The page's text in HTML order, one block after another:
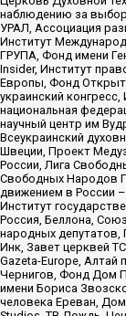
наблюдению за
УРАЛ, Ассоциация
Институт
ГРУПА, Фонд имени
Insider, Институт
Европы, Фонд
украинский
национальная
научный центр им
Всеукраинский
Швеции, Проект
России, Лига
Свободных Народов
движением в России
Институт
Россия, Беллона,
народных депутатов,
Инк, Завет церквей
Gazeta-Europe, Алтай
Чернигов, Фонд Дом
имени Бориса
человека Ереван,